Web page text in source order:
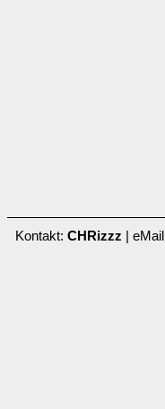
Kontakt: CHRizzz |